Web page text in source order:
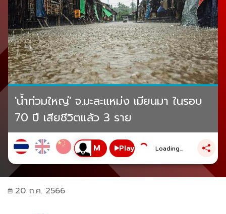
'น้ำท่วมใหญ่' จ.มะละแหม่ง เมียนมา ในรอบ
70 ปี เสียชีวิตแล้ว 3 ราย
Play Loading...
20 ก.ค. 2566